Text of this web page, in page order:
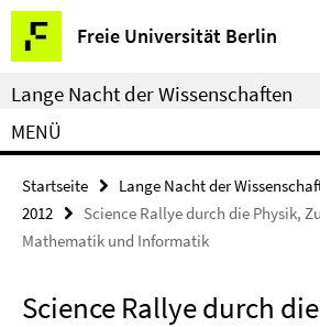
Springe
direkt
zu
Inhalt
Freie Universität Berlin
Service-
Navigation
Lange Nacht der Wissenschaften
MENÜ
Startseite Lange Nacht der
2012
Science Rallye durch die Physik,
Mathematik und Informatik
Science Rallye durch